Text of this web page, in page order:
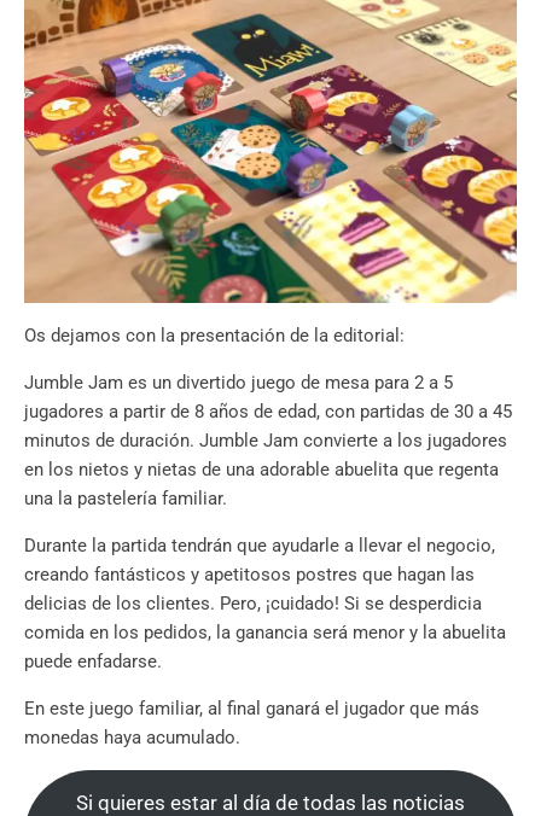
Os dejamos con la presentación de la editorial:
Jumble Jam es un divertido juego de mesa para 2 a 5
jugadores a partir de 8 años de edad, con partidas de 30 a 45
minutos de duración. Jumble Jam convierte a los jugadores
en los nietos y nietas de una adorable abuelita que regenta
una la pastelería familiar.
Durante la partida tendrán que ayudarle a llevar el negocio,
creando fantásticos y apetitosos postres que hagan las
delicias de los clientes. Pero, ¡cuidado! Si se desperdicia
comida en los pedidos, la ganancia será menor y la abuelita
puede enfadarse.
En este juego familiar, al final ganará el jugador que más
monedas haya acumulado.
Si quieres estar al día de todas las noticias